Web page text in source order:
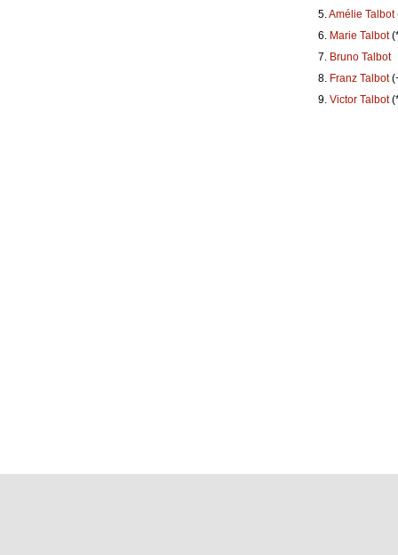
5.Amélie Talbot
6. Marie Talbot
7. Bruno Talbot
8. Franz Talbot
9. Victor Talbot